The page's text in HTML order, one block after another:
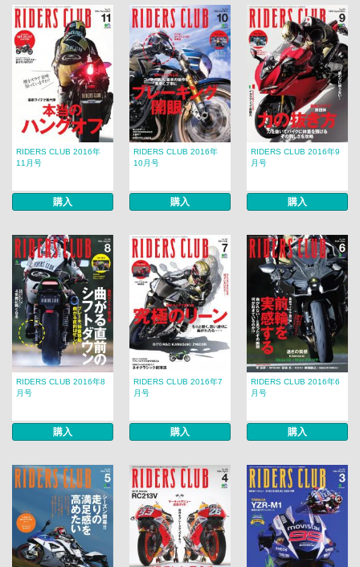
RIDERS CLUB 2016年
11月号
購入
RIDERS CLUB 2016年
10月号
購入
RIDERS CLUB 2016年9
月号
購入
RIDERS CLUB 2016年8
月号
購入
RIDERS CLUB 2016年7
月号
購入
RIDERS CLUB 2016年6
月号
購入